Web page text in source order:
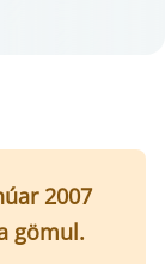
2007
gömul.